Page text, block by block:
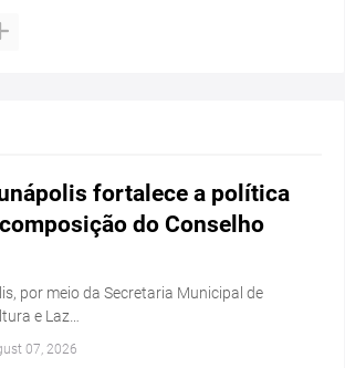
fortalece a política
do Conselho
por meio da Secretaria Municipal de
e Laz…
07, 2026